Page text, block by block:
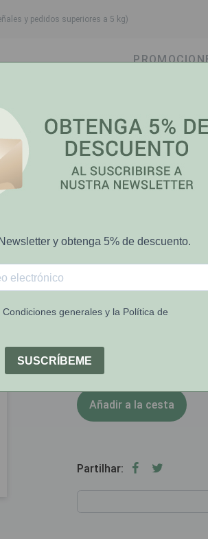
y pedidos superiores a 5 kg)
talla 2.
IBICI
Medias Ibici
Talla 2.
[COD 6161513]
Añadir a la cesta
Partilhar: